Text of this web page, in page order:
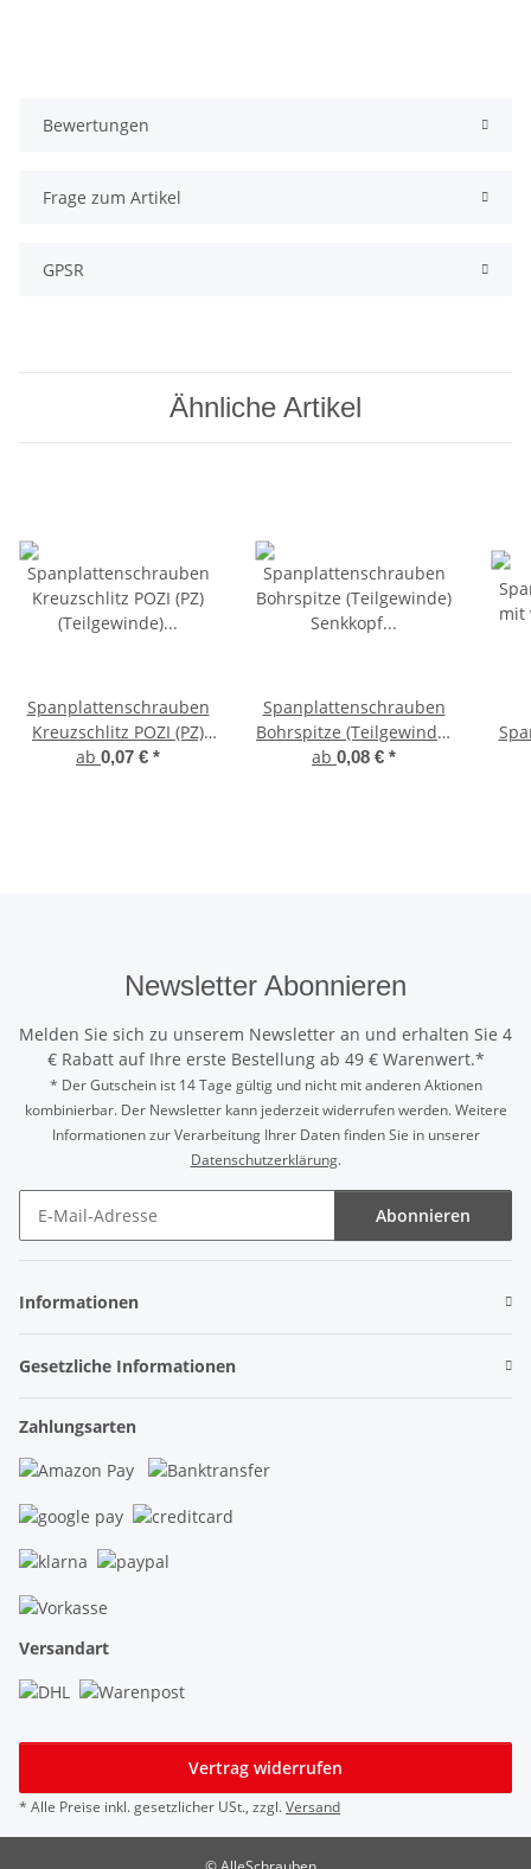
Bewertungen
Frage zum Artikel
GPSR
Ähnliche Artikel
Spanplattenschrauben
Kreuzschlitz POZI (PZ)
(Teilgewinde) Senkkopf
ab 0,07 € *
Spanplattenschrauben
Bohrspitze (Teilgewinde)
Senkkopf
ab 0,08 € *
Newsletter Abonnieren
Melden Sie sich zu unserem Newsletter an und erhalten Sie 4
€ Rabatt auf Ihre erste Bestellung ab 49 € Warenwert.*
* Der Gutschein ist 14 Tage gültig und nicht mit anderen Aktionen
kombinierbar. Der Newsletter kann jederzeit widerrufen werden. Weitere
Informationen zur Verarbeitung Ihrer Daten finden Sie in unserer
Datenschutzerklärung.
Abonnieren
Informationen
Gesetzliche Informationen
Zahlungsarten
Versandart
Vertrag widerrufen
* Alle Preise inkl. gesetzlicher USt., zzgl.Versand